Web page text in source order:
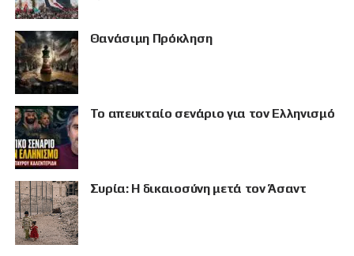
Θανάσιμη Πρόκληση
Το απευκταίο σενάριο για τον Ελληνισμό
Συρία: Η δικαιοσύνη μετά τον Άσαντ